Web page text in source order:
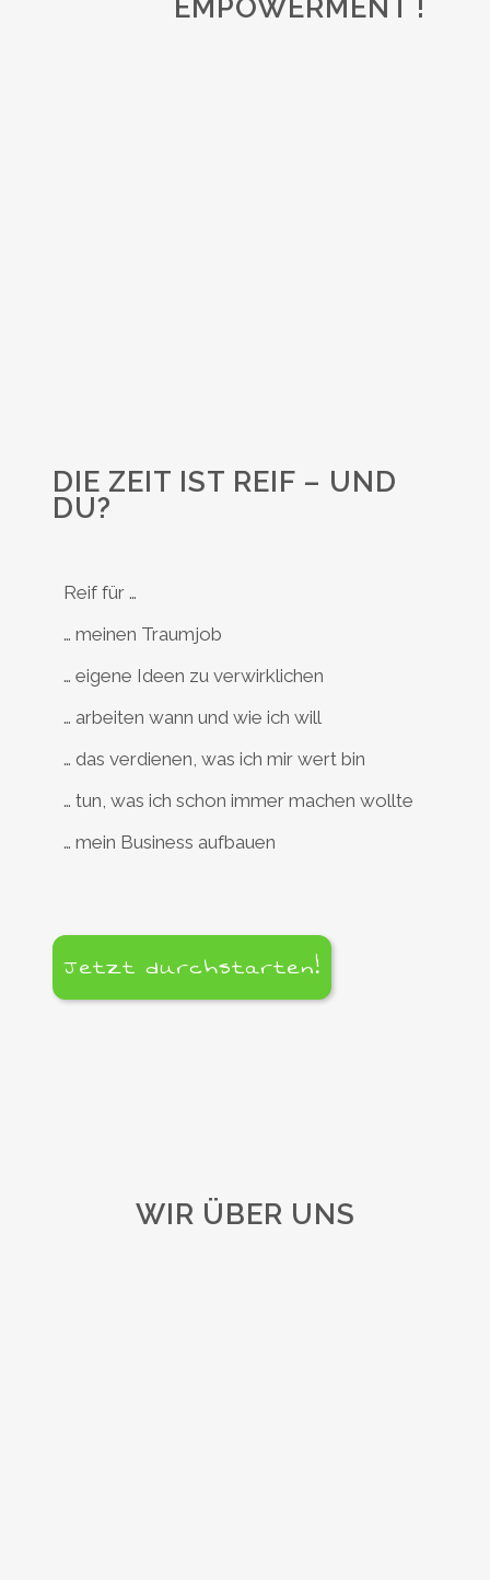
EMPOWERMENT !
DIE ZEIT IST REIF – UND
DU?
Reif für …
… meinen Traumjob
… eigene Ideen zu verwirklichen
… arbeiten wann und wie ich will
… das verdienen, was ich mir wert bin
… tun, was ich schon immer machen wollte
… mein Business aufbauen
Jetzt durchstarten!
WIR ÜBER UNS